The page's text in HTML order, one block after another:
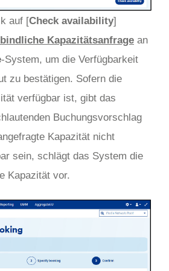
auf [Check availability]
Kapazitätsanfrage an
-System, um die Verfügbarkeit
zu bestätigen. Sofern die
verfügbar ist, gibt das
Buchungsvorschlag
Kapazität nicht
sein, schlägt das System die
Kapazität vor.